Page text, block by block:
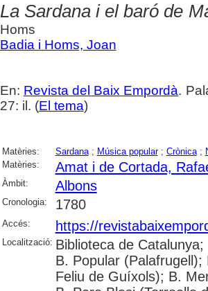
La Sardana i el baró de
Homs
Badia i Homs, Joan
En: Revista del Baix Empordà.
27: il. (El tema)
Matèries: Sardana; Música popular; Crònica;
Matèries:
Amat i de Cortada,
Àmbit: Albons
Cronologia: 1780
Accés: https://
Localització: Biblioteca de
B. Popular
Feliu de Guíxols); B.